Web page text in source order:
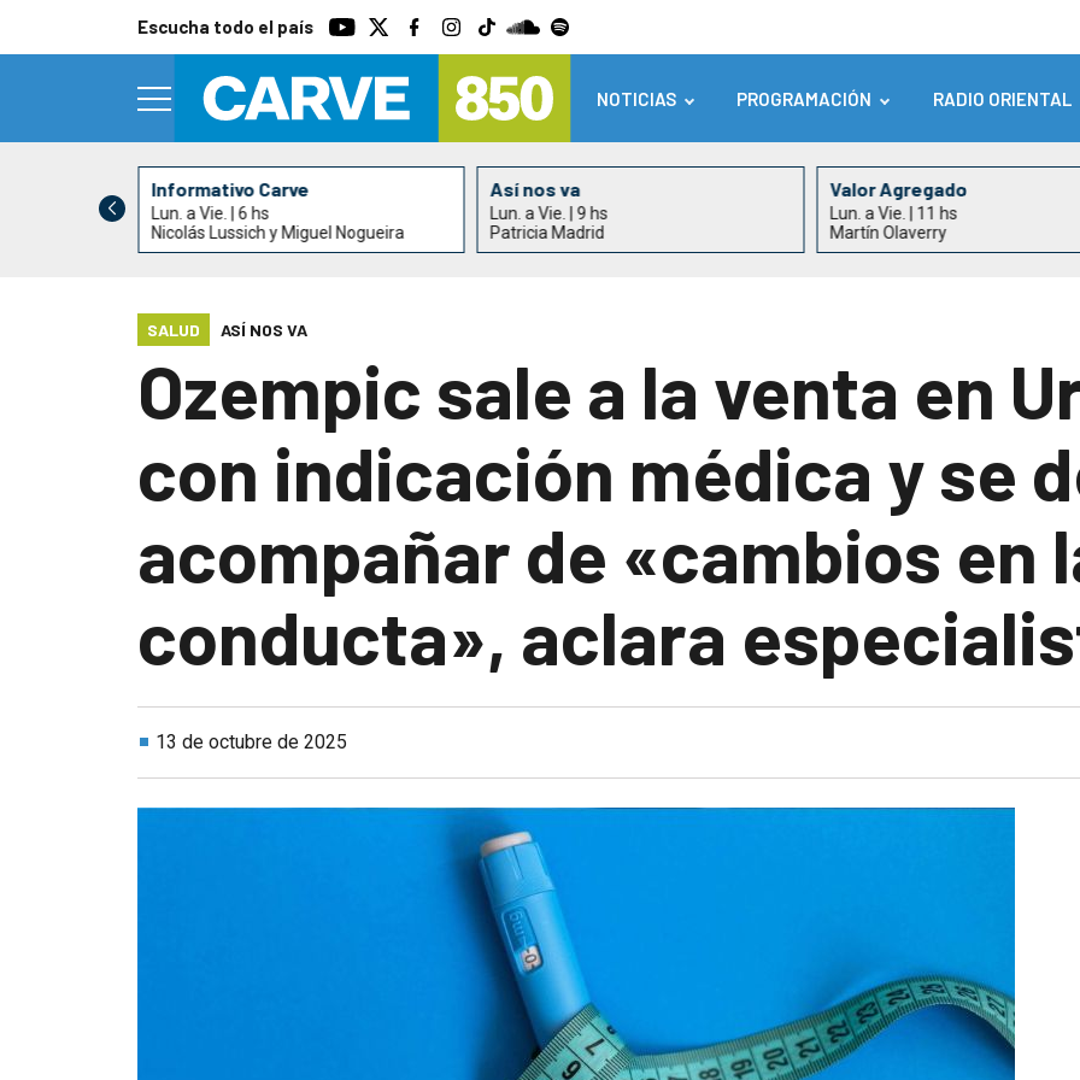
Escucha todo el país
NOTICIAS PROGRAMACIÓN RADIO ORIENTAL
Informativo Carve
Lun. a Vie. | 6 hs
Nicolás Lussich y Miguel Nogueira
Así nos va
Lun. a Vie. | 9 hs
Patricia Madrid
Valor Agregado
Lun. a Vie. | 11 hs
Martín Olaverry
SALUD ASÍ NOS VA
Ozempic sale a la venta en
con indicación médica y se
acompañar de «cambios en
conducta», aclara
13 de octubre de 2025